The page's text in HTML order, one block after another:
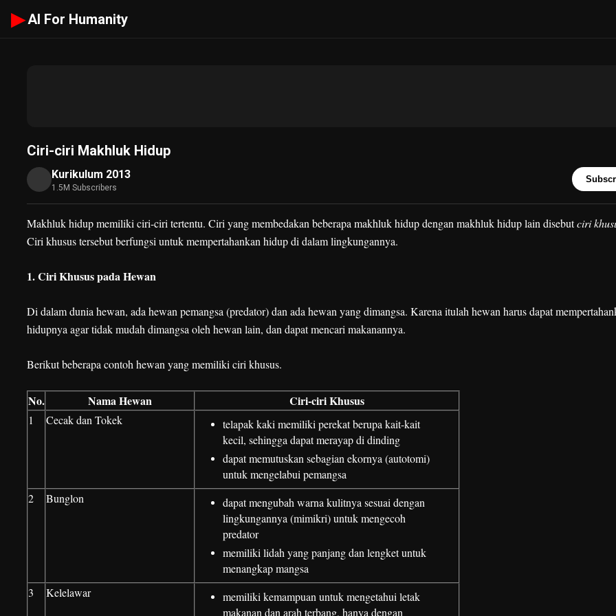
▶ AI For Humanity
Ciri-ciri Makhluk Hidup
Kurikulum 2013
1.5M Subscribers
Makhluk hidup memiliki ciri-ciri tertentu. Ciri yang membedakan beberapa makhluk hidup dengan makhluk hidup lain disebutciri
Ciri khusus tersebut berfungsi untuk mempertahankan hidup di dalam lingkungannya.
1. Ciri Khusus pada Hewan
Di dalam dunia hewan, ada hewan pemangsa (predator) dan ada hewan yang dimangsa. Karena itulah hewan harus dapat
hidupnya agar tidak mudah dimangsa oleh hewan lain, dan dapat mencari makanannya.
Berikut beberapa contoh hewan yang memiliki ciri khusus.
No. Nama Hewan Ciri-ciri Khusus
1 Cecak dan Tokek
telapak kaki memiliki perekat berupa kait-kait
kecil, sehingga dapat merayap di dinding
dapat memutuskan sebagian ekornya (autotomi)
untuk mengelabui pemangsa
2
Bunglon
dapat mengubah warna kulitnya sesuai dengan
lingkungannya (mimikri) untuk mengecoh
predator
memiliki lidah yang panjang dan lengket untuk
menangkap mangsa
3
Kelelawar
memiliki kemampuan untuk mengetahui letak
makanan dan arah terbang, hanya dengan